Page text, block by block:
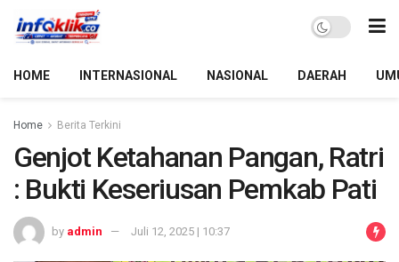
HOME INTERNASIONAL NASIONAL DAERAH
Home Berita Terkini
Genjot Ketahanan Pangan, Ratri
: Bukti Keseriusan Pemkab Pati
by admin Juli 12, 2025 | 10:37